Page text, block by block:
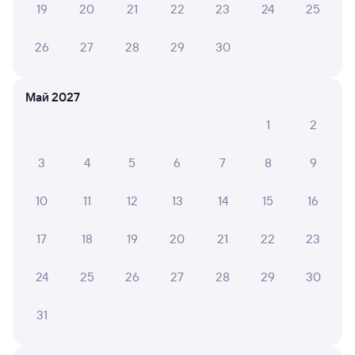
Онлайн-возврат билетов без очереди в кассу
Выбор любимых мест на схемах вагонов
Подробные ответы на вопросы о поездке или
покупке
СМС-сопровождение до посадки в поезд
Оформление без регистрации на сайте
Что нужно, чтобы сесть в поезд?
19 20 21 22 23 24 25
26 27 28 29 30
Май 2027
1
2
3 4 5 6 7 8 9
10 11 12 13 14 15 16
17 18 19 20 21 22 23
24 25 26 27 28 29 30
31